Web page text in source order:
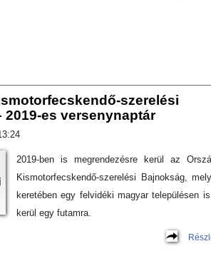
szerelési
2019-es versenynaptár
2019-ben is megrendezésre kerül az
Kismotorfecskendő-szerelési Bajnokság,
keretében egy felvidéki magyar településen
kerül egy futamra.